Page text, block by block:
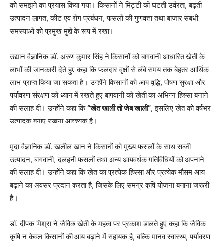
को समझने का प्रयास किया गया। किसानों ने मिट्टी की घटती उर्वरता, बढ़ती
उत्पादन लागत, कीट एवं रोग प्रबंधन, फसलों की गुणवत्ता तथा बाजार संबंधी
समस्याओं को प्रमुख मुद्दों के रूप में रखा।
उद्यान वैज्ञानिक डॉ. अरुण कुमार सिंह ने किसानों को बागवानी आधारित खेती के
लाभों की जानकारी देते हुए कहा कि फलदार वृक्षों से लंबे समय तक बेहतर आर्थिक
लाभ प्राप्त किया जा सकता है। उन्होंने किसानों को आय वृद्धि, पोषण सुरक्षा और
पर्यावरण संरक्षण को ध्यान में रखते हुए बागवानी को खेती का अभिन्न हिस्सा बनाने
की सलाह दी। उन्होंने कहा कि“खेत खाली तो जेब खाली”, इसलिए खेत को वर्षभर
उत्पादक बनाए रखना आवश्यक है।
मृदा वैज्ञानिक डॉ. खलील खान ने किसानों को मुख्य फसलों के साथ सब्जी
उत्पादन, बागवानी, दलहनी फसलों तथा अन्य आयवर्धक गतिविधियों को अपनाने
की सलाह दी। उन्होंने कहा कि खेत का प्रत्येक हिस्सा और प्रत्येक मौसम आय
बढ़ाने का अवसर प्रदान करता है, जिसके लिए समग्र कृषि योजना बनाना जरूरी
है।
डॉ. दीपक मिश्रा ने जैविक खेती के महत्व पर प्रकाश डालते हुए कहा कि जैविक
कृषि न केवल किसानों की आय बढ़ाने में सहायक है, बल्कि मानव स्वास्थ्य, पर्यावरण